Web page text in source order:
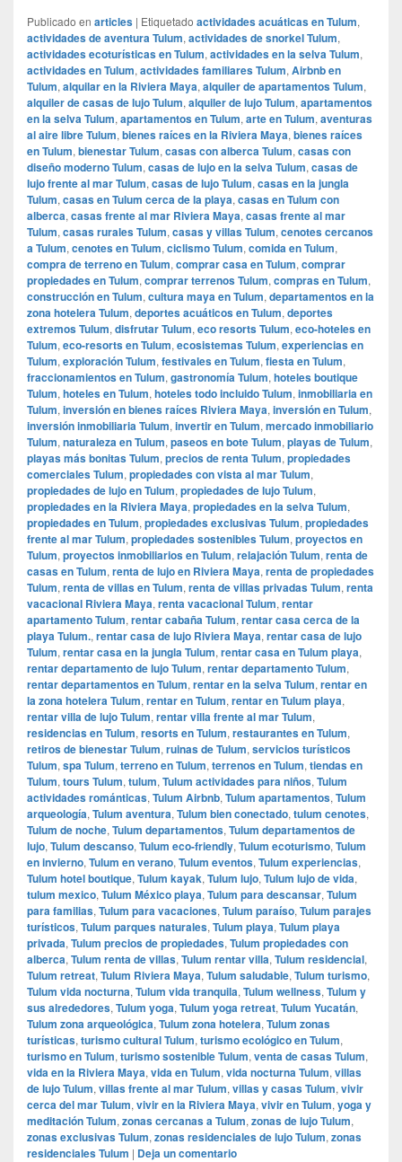
Publicado en articles | Etiquetado actividades acuáticas en Tulum,
actividades de aventura Tulum, actividades de snorkel Tulum,
actividades ecoturísticas en Tulum, actividades en la selva Tulum,
actividades en Tulum, actividades familiares Tulum, Airbnb en
Tulum, alquilar en la Riviera Maya, alquiler de apartamentos Tulum,
alquiler de casas de lujo Tulum, alquiler de lujo Tulum, apartamentos
en la selva Tulum, apartamentos en Tulum, arte en Tulum, aventuras
al aire libre Tulum, bienes raíces en la Riviera Maya, bienes raíces
en Tulum, bienestar Tulum, casas con alberca Tulum, casas con
diseño moderno Tulum, casas de lujo en la selva Tulum, casas de
lujo frente al mar Tulum, casas de lujo Tulum, casas en la jungla
Tulum, casas en Tulum cerca de la playa, casas en Tulum con
alberca, casas frente al mar Riviera Maya, casas frente al mar
Tulum, casas rurales Tulum, casas y villas Tulum, cenotes cercanos
a Tulum, cenotes en Tulum, ciclismo Tulum, comida en Tulum,
compra de terreno en Tulum, comprar casa en Tulum, comprar
propiedades en Tulum, comprar terrenos Tulum, compras en Tulum,
construcción en Tulum, cultura maya en Tulum, departamentos en la
zona hotelera Tulum, deportes acuáticos en Tulum, deportes
extremos Tulum, disfrutar Tulum, eco resorts Tulum, eco-hoteles en
Tulum, eco-resorts en Tulum, ecosistemas Tulum, experiencias en
Tulum, exploración Tulum, festivales en Tulum, fiesta en Tulum,
fraccionamientos en Tulum, gastronomía Tulum, hoteles boutique
Tulum, hoteles en Tulum, hoteles todo incluido Tulum, inmobiliaria en
Tulum, inversión en bienes raíces Riviera Maya, inversión en Tulum,
inversión inmobiliaria Tulum, invertir en Tulum, mercado inmobiliario
Tulum, naturaleza en Tulum, paseos en bote Tulum, playas de Tulum,
playas más bonitas Tulum, precios de renta Tulum, propiedades
comerciales Tulum, propiedades con vista al mar Tulum,
propiedades de lujo en Tulum, propiedades de lujo Tulum,
propiedades en la Riviera Maya, propiedades en la selva Tulum,
propiedades en Tulum, propiedades exclusivas Tulum, propiedades
frente al mar Tulum, propiedades sostenibles Tulum, proyectos en
Tulum, proyectos inmobiliarios en Tulum, relajación Tulum, renta de
casas en Tulum, renta de lujo en Riviera Maya, renta de propiedades
Tulum, renta de villas en Tulum, renta de villas privadas Tulum, renta
vacacional Riviera Maya, renta vacacional Tulum, rentar
apartamento Tulum, rentar cabaña Tulum, rentar casa cerca de la
playa Tulum., rentar casa de lujo Riviera Maya, rentar casa de lujo
Tulum, rentar casa en la jungla Tulum, rentar casa en Tulum playa,
rentar departamento de lujo Tulum, rentar departamento Tulum,
rentar departamentos en Tulum, rentar en la selva Tulum, rentar en
la zona hotelera Tulum, rentar en Tulum, rentar en Tulum playa,
rentar villa de lujo Tulum, rentar villa frente al mar Tulum,
residencias en Tulum, resorts en Tulum, restaurantes en Tulum,
retiros de bienestar Tulum, ruinas de Tulum, servicios turísticos
Tulum, spa Tulum, terreno en Tulum, terrenos en Tulum, tiendas en
Tulum, tours Tulum, tulum, Tulum actividades para niños, Tulum
actividades románticas, Tulum Airbnb, Tulum apartamentos, Tulum
arqueología, Tulum aventura, Tulum bien conectado, tulum cenotes,
Tulum de noche, Tulum departamentos, Tulum departamentos de
lujo, Tulum descanso, Tulum eco-friendly, Tulum ecoturismo, Tulum
en invierno, Tulum en verano, Tulum eventos, Tulum experiencias,
Tulum hotel boutique, Tulum kayak, Tulum lujo, Tulum lujo de vida,
tulum mexico, Tulum México playa, Tulum para descansar, Tulum
para familias, Tulum para vacaciones, Tulum paraíso, Tulum parajes
turísticos, Tulum parques naturales, Tulum playa, Tulum playa
privada, Tulum precios de propiedades, Tulum propiedades con
alberca, Tulum renta de villas, Tulum rentar villa, Tulum residencial,
Tulum retreat, Tulum Riviera Maya, Tulum saludable, Tulum turismo,
Tulum vida nocturna, Tulum vida tranquila, Tulum wellness, Tulum y
sus alrededores, Tulum yoga, Tulum yoga retreat, Tulum Yucatán,
Tulum zona arqueológica, Tulum zona hotelera, Tulum zonas
turísticas, turismo cultural Tulum, turismo ecológico en Tulum,
turismo en Tulum, turismo sostenible Tulum, venta de casas Tulum,
vida en la Riviera Maya, vida en Tulum, vida nocturna Tulum, villas
de lujo Tulum, villas frente al mar Tulum, villas y casas Tulum, vivir
cerca del mar Tulum, vivir en la Riviera Maya, vivir en Tulum, yoga y
meditación Tulum, zonas cercanas a Tulum, zonas de lujo Tulum,
zonas exclusivas Tulum, zonas residenciales de lujo Tulum, zonas
residenciales Tulum | Deja un comentario